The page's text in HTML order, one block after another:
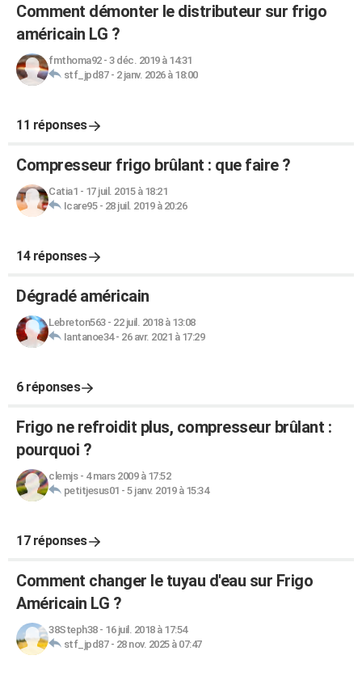
Comment démonter le distributeur sur frigo
américain LG ?
fmthoma92- 3 déc. 2019 à 14:31
stf_jpd87- 2 janv. 2026 à 18:00
11 réponses
Compresseur frigo brûlant : que faire ?
Catia1 - 17 juil. 2015 à 18:21
Icare95- 28 juil. 2019 à 20:26
14 réponses
Dégradé américain
Lebreton563- 22 juil. 2018 à 13:08
Iantanoe34- 26 avr. 2021 à 17:29
6 réponses
Frigo ne refroidit plus, compresseur brûlant :
pourquoi ?
clemjs- 4 mars 2009 à 17:52
petitjesus01 - 5 janv. 2019 à 15:34
17 réponses
Comment changer le tuyau d'eau sur Frigo
Américain LG ?
38Steph38- 16 juil. 2018 à 17:54
stf_jpd87- 28 nov. 2025 à 07:47